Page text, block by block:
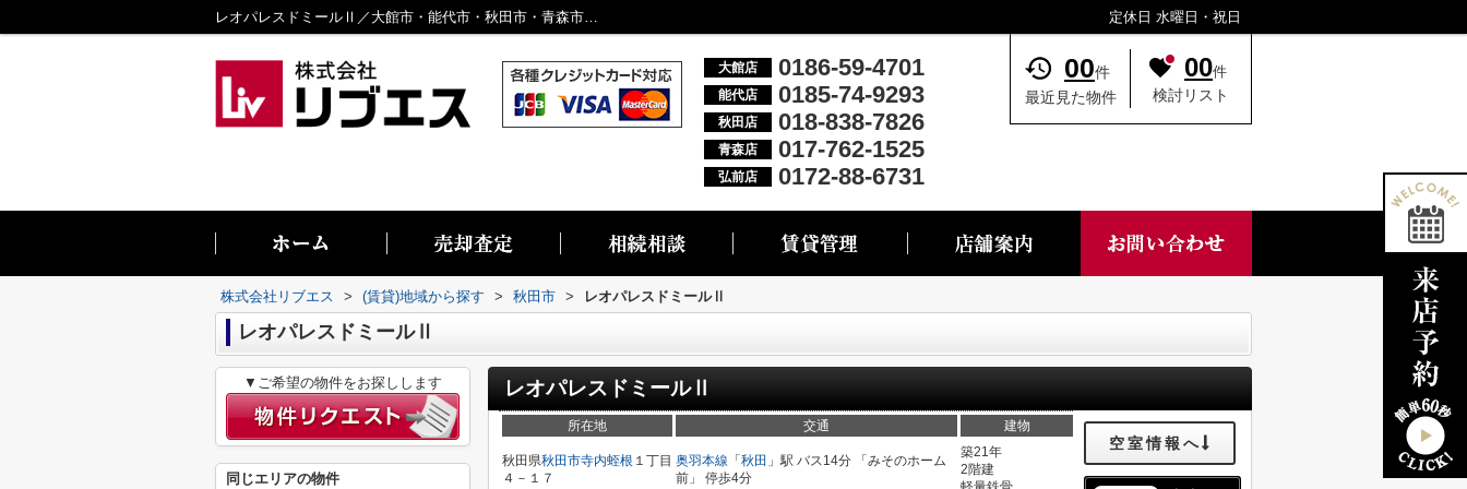
レオパレスドミールⅡ／大館市・能代市・秋田市・青森市・弘前市の不動産情報なら株式会社リブエス 定休日 水曜日・祝日
大館店 0186-59-4701
能代店 0185-74-9293
秋田店 018-838-7826
青森店 017-762-1525
弘前店 0172-88-6731
00件
最近見た物件
00件
検討リスト
株式会社リブエス > (賃貸)地域から探す > 秋田市 > レオパレスドミールⅡ
レオパレスドミールⅡ
レオパレスドミールⅡ
所在地 交通 建物
秋田県秋田市寺内蛭根 １丁目
４－１７
奥羽本線 「 秋田 」駅 バス14分 「みそのホーム
前」 停歩4分
築21年
2階建
空室情報へ
▼ご希望の物件をお探しします
同じエリアの物件